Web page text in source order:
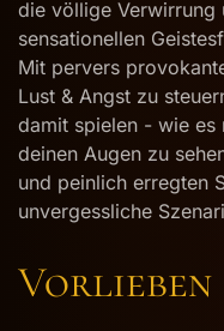
die völlige Verwirrung
sensationellen
Mit pervers
Lust & Angst zu
damit spielen - wie
deinen Augen zu
und peinlich erregten
unvergessliche
Vorlieben